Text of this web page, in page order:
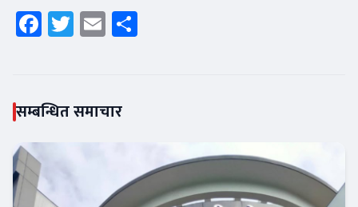
Facebook
Twitter
Email
सम्बन्धित समाचार